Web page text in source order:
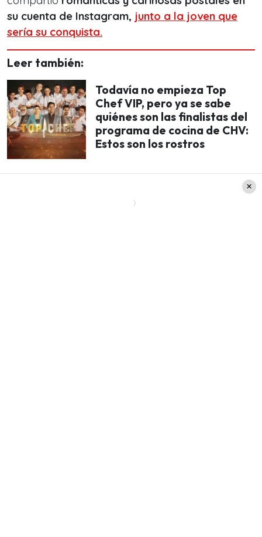
su cuenta de Instagram, junto a la joven que
sería su conquista.
Leer también:
Todavía no empieza Top
Chef VIP, pero ya se sabe
quiénes son las finalistas del
programa de cocina de CHV:
Estos son los rostros
el hijo
tiene un comportamiento